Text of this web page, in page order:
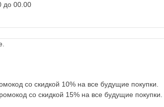
до 00.00
со скидкой 10% на все будущие покупки.
со скидкой 15% на все будущие покупки.